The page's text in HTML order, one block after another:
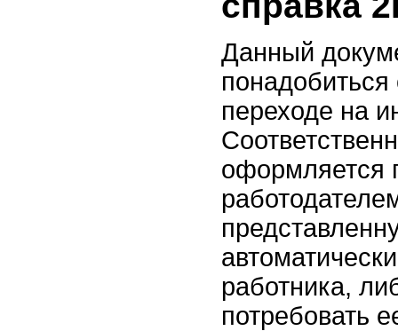
Данный
переходе на
оформляется
работника,
потребовать